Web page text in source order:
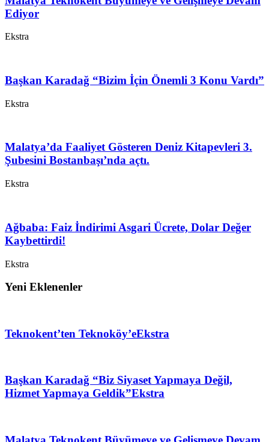
Ediyor
Ekstra
Başkan Karadağ “Bizim İçin Önemli 3 Konu Vardı”
Ekstra
Malatya’da Faaliyet Gösteren Deniz Kitapevleri 3.
Şubesini Bostanbaşı’nda açtı.
Ekstra
Ağbaba: Faiz İndirimi Asgari Ücrete, Dolar Değer
Kaybettirdi!
Ekstra
Yeni Eklenenler
Teknokent’ten Teknoköy’eEkstra
Başkan Karadağ “Biz Siyaset Yapmaya Değil,
Hizmet Yapmaya Geldik”Ekstra